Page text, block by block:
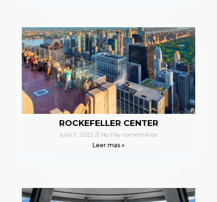
ROCKEFELLER CENTER
julio 7, 2022
No hay comentarios
Leer mas »